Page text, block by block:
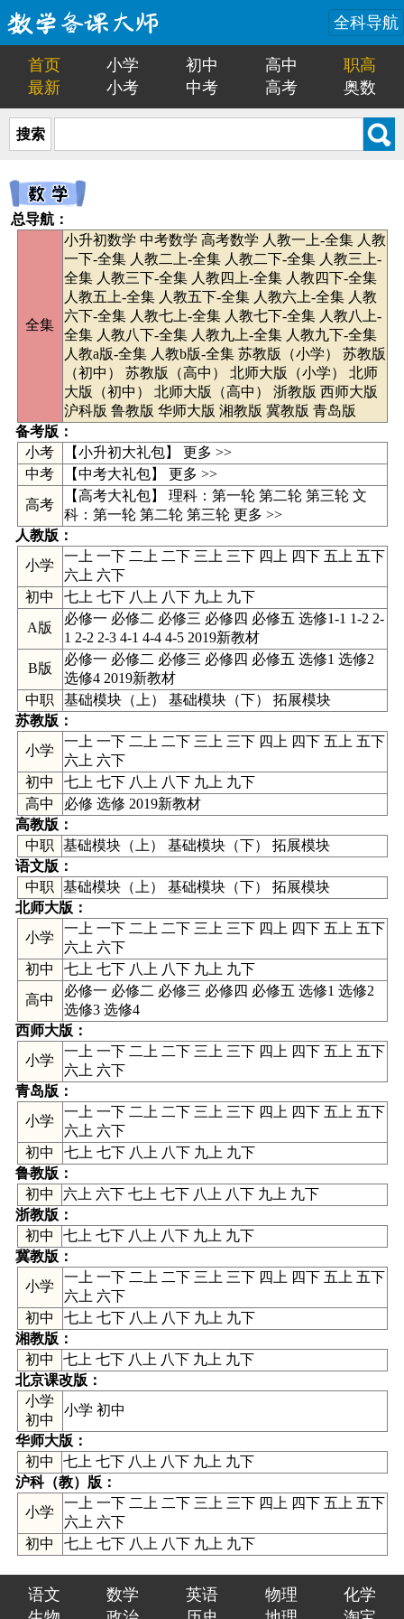
全科导航
首页 小学 初中 高中
职高
最新
小考 中考 高考 奥数
搜索
总导航：
全集
小升初数学 中考数学 高考数学 人教一上-全集 人教
一下-全集 人教二上-全集 人教二下-全集 人教三上-
全集 人教三下-全集 人教四上-全集 人教四下-全集
人教五上-全集 人教五下-全集 人教六上-全集 人教
六下-全集 人教七上-全集 人教七下-全集 人教八上-
全集 人教八下-全集 人教九上-全集 人教九下-全集
人教a版-全集 人教b版-全集 苏教版（小学）
苏教版
（初中）
苏教版（高中） 北师大版（小学）
北师
大版（初中）
北师大版（高中） 浙教版 西师大版
沪科版 鲁教版 华师大版 湘教版 冀教版 青岛版
备考版：
小考
【小升初大礼包】 更多 >>
中考
【中考大礼包】 更多 >>
高考
【高考大礼包】 理科： 第一轮 第二轮 第三轮文
科： 第一轮 第二轮 第三轮 更多 >>
人教版 ：
小学
一上 一下 二上 二下 三上 三下 四上 四下 五上 五下
六上 六下
初中
七上 七下 八上 八下 九上 九下
A版
必修一 必修二 必修三 必修四 必修五 选修1-1 1-2 2-
1 2-2 2-3 4-1 4-4 4-5 2019新教材
B版
必修一 必修二 必修三 必修四 必修五 选修1 选修2
选修4 2019新教材
中职
基础模块（上） 基础模块（下） 拓展模块
苏教版 ：
小学
一上 一下 二上 二下 三上 三下 四上 四下 五上 五下
六上 六下
初中
七上 七下 八上 八下 九上 九下
高中
必修 选修 2019新教材
高教版 ：
中职
基础模块（上） 基础模块（下） 拓展模块
语文版 ：
中职
基础模块（上） 基础模块（下） 拓展模块
北师大版 ：
小学
一上 一下 二上 二下 三上 三下 四上 四下 五上 五下
六上 六下
初中
七上 七下 八上 八下 九上 九下
高中
必修一 必修二 必修三 必修四 必修五 选修1 选修2
选修3 选修4
西师大版 ：
小学
一上 一下 二上 二下 三上 三下 四上 四下 五上 五下
六上 六下
青岛版 ：
小学
一上 一下 二上 二下 三上 三下 四上 四下 五上 五下
六上 六下
初中
七上 七下 八上 八下 九上 九下
鲁教版 ：
初中
六上 六下 七上 七下 八上 八下 九上 九下
浙教版 ：
初中
七上 七下 八上 八下 九上 九下
冀教版 ：
小学
一上 一下 二上 二下 三上 三下 四上 四下 五上 五下
六上 六下
初中
七上 七下 八上 八下 九上 九下
湘教版 ：
初中
七上 七下 八上 八下 九上 九下
北京课改版 ：
小学
初中
小学 初中
华师大版 ：
初中
七上 七下 八上 八下 九上 九下
沪科（教）版 ：
小学
一上 一下 二上 二下 三上 三下 四上 四下 五上 五下
六上 六下
初中
七上 七下 八上 八下 九上 九下
语文 数学 英语 物理
化学